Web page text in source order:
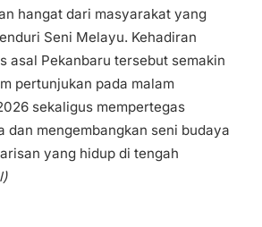
hangat dari masyarakat yang
Seni Melayu. Kehadiran
asal Pekanbaru tersebut semakin
pertunjukan pada malam
sekaligus mempertegas
dan mengembangkan seni budaya
yang hidup di tengah